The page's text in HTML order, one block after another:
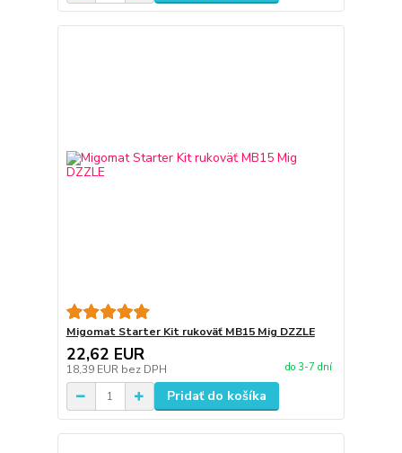
Migomat Starter Kit rukoväť MB15 Mig DZZLE
22,62 EUR
18,39 EUR bez DPH do 3-7 dní
Pridať do košíka